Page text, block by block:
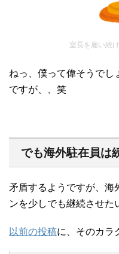
室長を雇い続
ねっ、僕って偉そうでし
ですが、、笑
でも海外駐在員は
矛盾するようですが、海
ンを少しでも継続させた
以前の投稿に、そのカラ